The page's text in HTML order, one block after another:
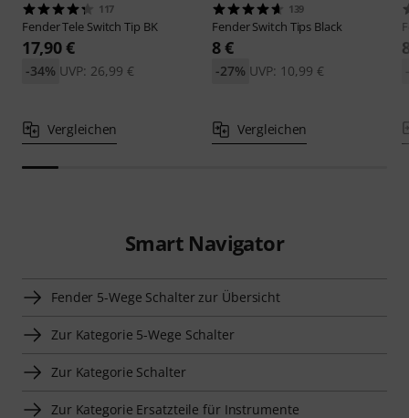
117
FenderTele Switch Tip BK
17,90 €
UVP: 26,99 €
-34%
Vergleichen
139
FenderSwitch Tips Black
8 €
UVP: 10,99 €
-27%
Vergleichen
Smart Navigator
Fender 5-Wege Schalter zur Übersicht
Zur Kategorie 5-Wege Schalter
Zur Kategorie Schalter
Zur Kategorie Ersatzteile für Instrumente